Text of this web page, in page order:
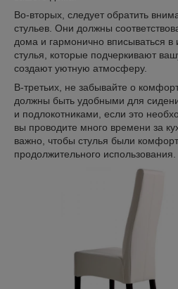
Во-вторых, следует обратить
стульев. Они должны
дома и гармонично вписываться в
стулья, которые подчеркивают
создают уютную атмосферу.
В-третьих, не забывайте о
должны быть удобными для
и подлокотниками, если это
вы проводите много времени за
важно, чтобы стулья были
продолжительного использования.